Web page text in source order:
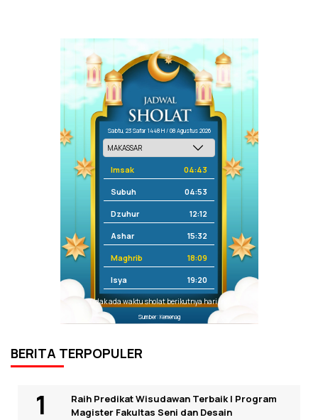
Sabtu, 23 Safar 1448 H / 08 Agustus 2026
Imsak 04:43
Subuh 04:53
Dzuhur 12:12
Ashar 15:32
Maghrib 18:09
Isya 19:20
Tidak ada waktu sholat berikutnya hari ini.
Sumber: Kemenag
BERITA TERPOPULER
Raih Predikat Wisudawan Terbaik I Program
Magister Fakultas Seni dan Desain